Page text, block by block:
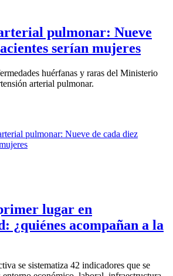
pulmonar: Nueve
serían mujeres
huérfanas y raras del Ministerio
arterial pulmonar.
lugar en
¿quiénes acompañan a la
se sistematiza 42 indicadores que se